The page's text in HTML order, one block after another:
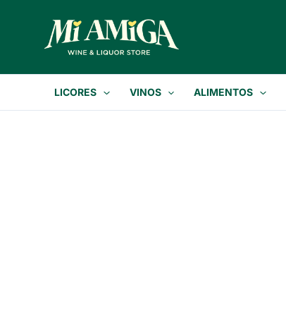
contenido
LICORES VINOS ALIMENTOS